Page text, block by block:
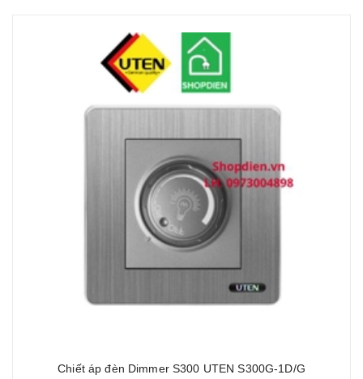
Chiết áp đèn Dimmer S300 UTEN S300G-1D/G